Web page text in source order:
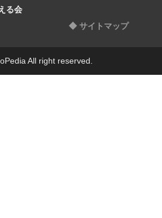
る会
◆ サイトマップ
All right reserved.